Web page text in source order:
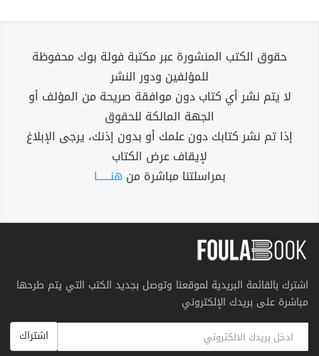
حقوق الكتب المنشورة عبر مكتبة فولة بوك محفوظة
للمؤلفين ودور النشر
لا يتم نشر أي كتاب دون موافقة صريحة من المؤلف أو
الجهة المالكة للحقوق
إذا تم نشر كتابك دون علمك أو بدون إذنك، يرجى الإبلاغ
لإيقاف عرض الكتاب
بمراسلتنا مباشرة من هنــــــا
اشترك بالقائمة البريدية لموقعنا وتوصل بجديد الكتب التي يتم طرحها
مباشرة على بريدك الإلكتروني
اشتراك